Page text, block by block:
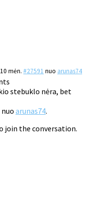
mėn. #27591 nuo arunas74
stebuklo nėra, bet
arunas74.
join the conversation.